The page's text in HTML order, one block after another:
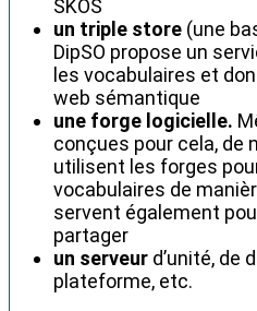
SKOS
un triple store (une
DipSO propose un
les vocabulaires et
web sémantique
une forge logicielle.
conçues pour cela, de
utilisent les forges
vocabulaires de
servent également
partager
un serveur d’unité, de
plateforme, etc.